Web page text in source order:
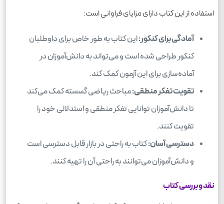
استفاده از این کتاب دارای مزایای فراوانی است:
آمادگی برای کنکور:این کتاب به طور خاص برای داوطلبان
کنکور طراحی شده است و می‌تواند به دانش‌آموزان در
آماده‌سازی برای این آزمون کمک کند.
تقویت تفکر منطقی:مباحث ریاضی گسسته کمک می‌کند
تا دانش‌آموزان توانایی تفکر منطقی و استدلالی خود را
تقویت کنند.
دسترسی آسان:کتاب به راحتی در بازار قابل دسترسی است
و دانش‌آموزان می‌توانند به راحتی آن را تهیه کنند.
نقد و بررسی کتاب